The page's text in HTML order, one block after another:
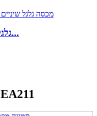
גלגל מנוע יצוק מאלומיניום...
בלוק מנוע יצוק מאלומיניום EA211